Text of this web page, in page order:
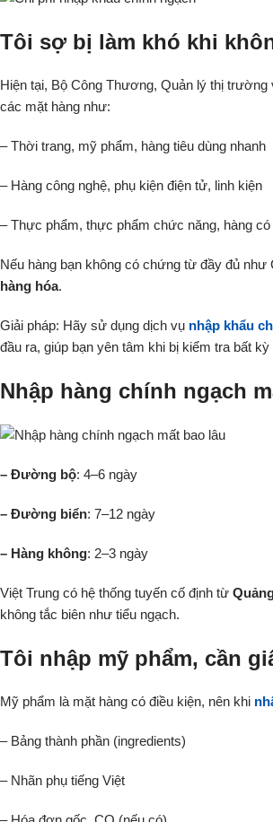
Tôi sợ bị làm khó khi
Hiện tại, Bộ Công Thương, Quản lý thị
các mặt hàng như:
– Thời trang, mỹ phẩm, hàng tiêu dùng nhanh
– Hàng công nghệ, phụ kiện điện tử, linh kiện
– Thực phẩm, thực phẩm chức năng, hàng
Nếu hàng bạn không có chứng từ đầy đủ
hàng hóa.
Giải pháp: Hãy sử dụng dịch vụ nhập khẩu
đầu ra, giúp bạn yên tâm khi bị kiểm tra bất kỳ
Nhập hàng chính ngạch
– Đường bộ: 4–6 ngày
– Đường biển: 7–12 ngày
– Hàng không: 2–3 ngày
Việt Trung có hệ thống tuyến cố định từ
không tắc biên như tiểu ngạch.
Tôi nhập mỹ phẩm, cần
Mỹ phẩm là mặt hàng có điều kiện, nên khi
– Bảng thành phần (ingredients)
– Nhãn phụ tiếng Việt